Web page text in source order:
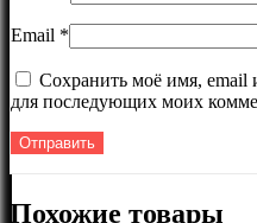
Email *
Сохранить моё имя, email
для последующих моих
Похожие товары